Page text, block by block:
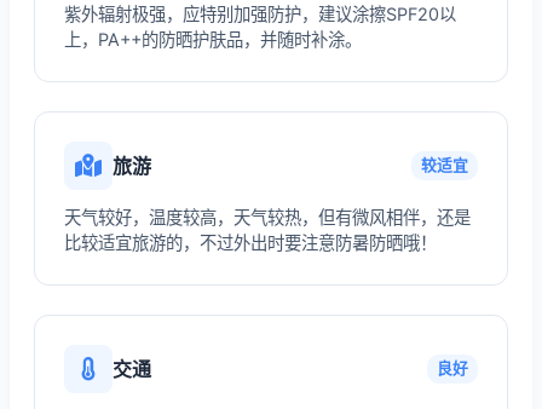
紫外辐射极强，应特别加强防护，建议涂擦SPF20以
上，PA++的防晒护肤品，并随时补涂。
旅游 较适宜
天气较好，温度较高，天气较热，但有微风相伴，还是
比较适宜旅游的，不过外出时要注意防暑防晒哦！
交通 良好